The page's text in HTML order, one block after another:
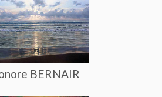
BERNAIR